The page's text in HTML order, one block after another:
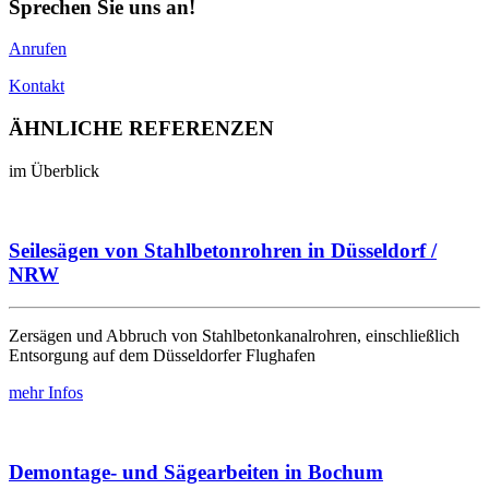
Sprechen Sie uns an!
Anrufen
Kontakt
ÄHNLICHE REFERENZEN
im Überblick
Seilesägen von Stahlbetonrohren in Düsseldorf /
NRW
Zersägen und Abbruch von Stahlbetonkanalrohren, einschließlich
Entsorgung auf dem Düsseldorfer Flughafen
mehr Infos
Demontage- und Sägearbeiten in Bochum